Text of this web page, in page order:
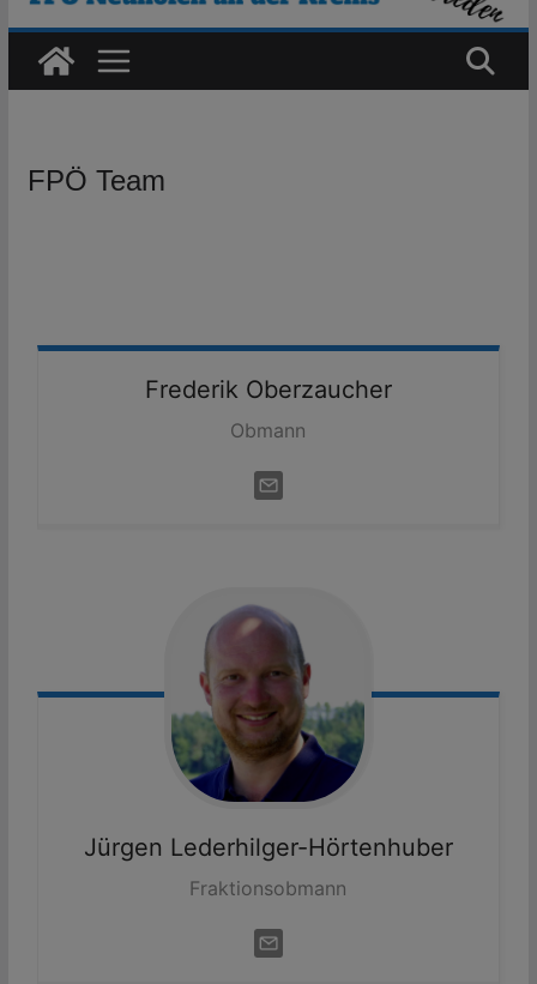
FPÖ Team
Frederik Oberzaucher
Obmann
Jürgen Lederhilger-Hörtenhuber
Fraktionsobmann